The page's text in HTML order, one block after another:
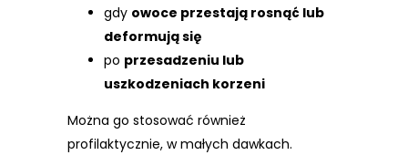
gdy owoce przestają rosnąć lub
deformują się
po przesadzeniu lub
uszkodzeniach korzeni
Można go stosować również
profilaktycznie, w małych dawkach.